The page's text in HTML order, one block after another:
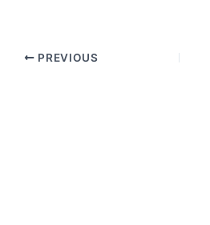
PREVIOUS